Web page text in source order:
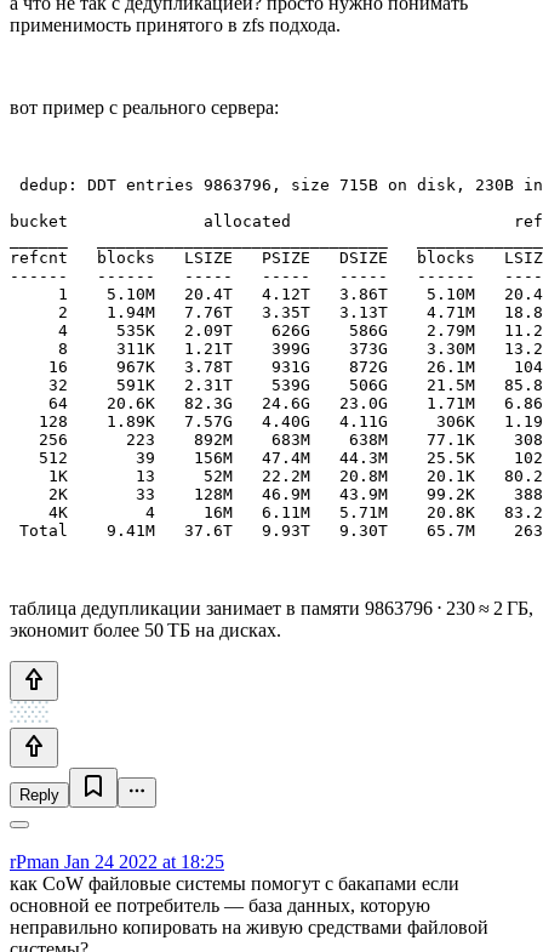
применимость принятого в zfs подхода.
вот пример с реального сервера:
dedup: DDT entries 9863796, size 715B on disk, 230B
bucket              allocated
refcnt   blocks   LSIZE   PSIZE   DSIZE   blocks
------   ------   -----   -----   -----   ------
1    5.10M   20.4T   4.12T   3.86T    5.10M
2    1.94M   7.76T   3.35T   3.13T    4.71M
4     535K   2.09T    626G    586G    2.79M
8     311K   1.21T    399G    373G    3.30M
16     967K   3.78T    931G    872G    26.1M
32     591K   2.31T    539G    506G    21.5M
64    20.6K   82.3G   24.6G   23.0G    1.71M
128    1.89K   7.57G   4.40G   4.11G     306K
256      223    892M    683M    638M    77.1K
512       39    156M   47.4M   44.3M    25.5K
1K       13     52M   22.2M   20.8M    20.1K
2K       33    128M   46.9M   43.9M    99.2K
4K        4     16M   6.11M   5.71M    20.8K
Total    9.41M   37.6T   9.93T   9.30T    65.7M
таблица дедупликации занимает в памяти 9863796 ⋅ 230 ≈ 2 ГБ,
экономит более 50 ТБ на дисках.
Reply
rPman Jan 24 2022 at 18:25
как CoW файловые системы помогут с бакапами если
основной ее потребитель — база данных, которую
неправильно копировать на живую средствами файловой